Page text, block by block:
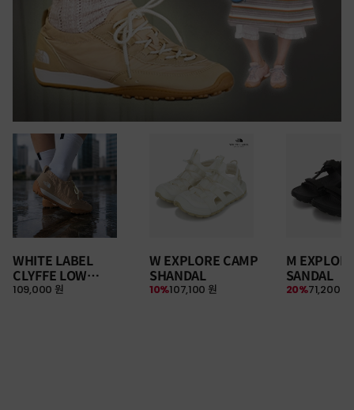
WHITE LABEL
CLYFFE LOW
SNEAKERS
109,000 원
W EXPLORE CAMP
SHANDAL
107,100 원
10%
M
SANDAL
71,200 원
20%